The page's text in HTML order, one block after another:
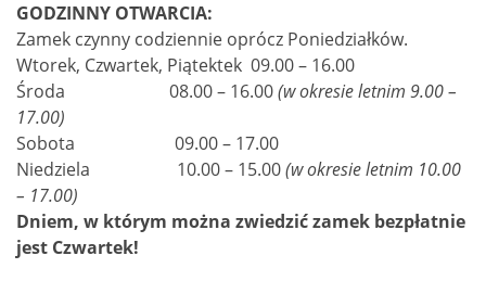
GODZINNY OTWARCIA:
Zamek czynny codziennie oprócz Poniedziałków.
Wtorek, Czwartek, Piątektek 09.00 – 16.00
Środa 08.00 – 16.00(w okresie letnim 9.00 –
17.00)
Sobota 09.00 – 17.00
Niedziela 10.00 – 15.00(w okresie letnim 10.00
– 17.00)
Dniem, w którym można zwiedzić zamek bezpłatnie
jest Czwartek!